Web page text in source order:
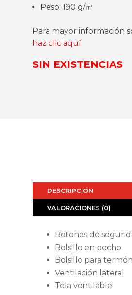
Peso: 190 g/㎡
Para mayor información
haz clic aquí
SIN EXISTENCIAS
DESCRIPCIÓN
VALORACIONES (0)
Botones de
Bolsillo en pecho
Bolsillo para
Ventilación lateral
Tela ventilable